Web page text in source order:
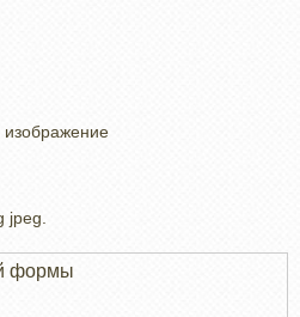
изображение
jpeg.
формы